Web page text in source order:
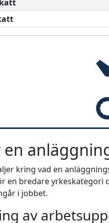
en
kring vad en
en bredare yrkeskategori
i jobbet.
av